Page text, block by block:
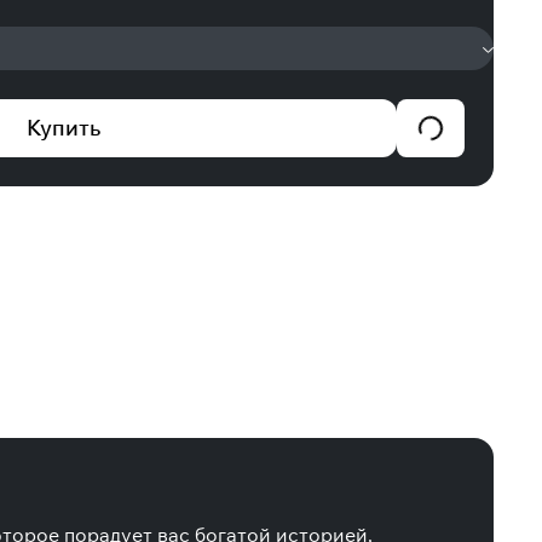
Купить
порадует вас богатой историей,